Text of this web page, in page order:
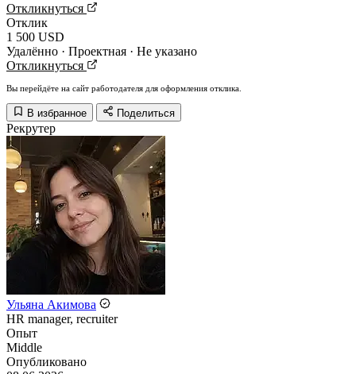
Откликнуться
Отклик
1 500 USD
Удалённо · Проектная · Не указано
Откликнуться
Вы перейдёте на сайт работодателя для оформления отклика.
В избранное Поделиться
Рекрутер
Ульяна Акимова
HR manager, recruiter
Опыт
Middle
Опубликовано